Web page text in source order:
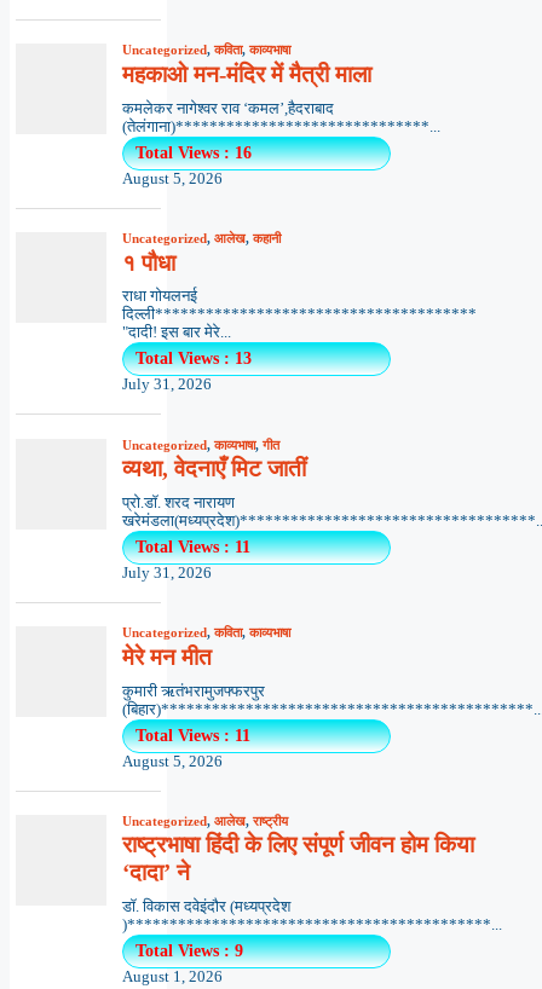
Uncategorized,कविता,काव्यभाषा
महकाओ मन-मंदिर में मैत्री माला
कमलेकर नागेश्वर राव ‘कमल’,हैदराबाद
(तेलंगाना)******************************...
Total Views : 16
August 5, 2026
Uncategorized, आलेख,कहानी
१ पौधा
राधा गोयलनई
दिल्ली**************************************
"दादी! इस बार मेरे...
Total Views : 13
July 31, 2026
Uncategorized,काव्यभाषा,गीत
व्यथा, वेदनाएँ मिट जातीं
प्रो.डॉ. शरद नारायण
Total Views : 11
July 31, 2026
Uncategorized,कविता,काव्यभाषा
मेरे मन मीत
कुमारी ऋतंभरामुजफ्फरपुर
Total Views : 11
August 5, 2026
Uncategorized, आलेख,राष्ट्रीय
राष्ट्रभाषा हिंदी के लिए संपूर्ण जीवन होम किया
‘दादा’ ने
डॉ. विकास दवेइंदौर (मध्यप्रदेश
)*******************************************...
Total Views : 9
August 1, 2026